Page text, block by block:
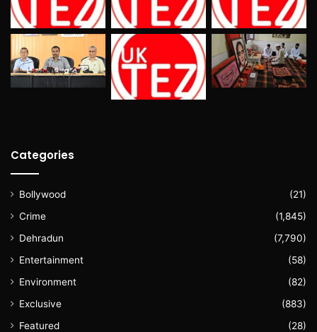
Categories
Bollywood
(21)
Crime
(1,845)
Dehradun
(7,790)
Entertainment
(58)
Environment
(82)
Exclusive
(883)
Featured
(28)